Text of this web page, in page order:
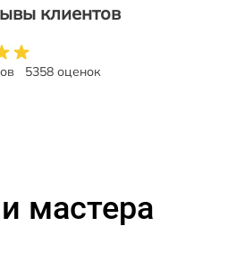
клиентов
5358 оценок
мастера